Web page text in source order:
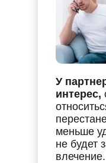
У
интерес,
меньше
не будет
влечение.